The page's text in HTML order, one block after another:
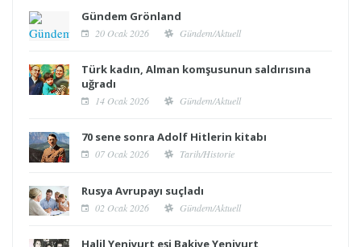
Gündem Grönland
20 Ocak 2026 Gündem/Aktuell
Türk kadın, Alman komşusunun saldırısına
uğradı
14 Ocak 2026 Gündem/Aktuell
70 sene sonra Adolf Hitlerin kitabı
07 Ocak 2026 Tarih/Historie
Rusya Avrupayı suçladı
02 Ocak 2026 Gündem/Aktuell
Halil Yeniyurt eşi Bakiye Yeniyurt